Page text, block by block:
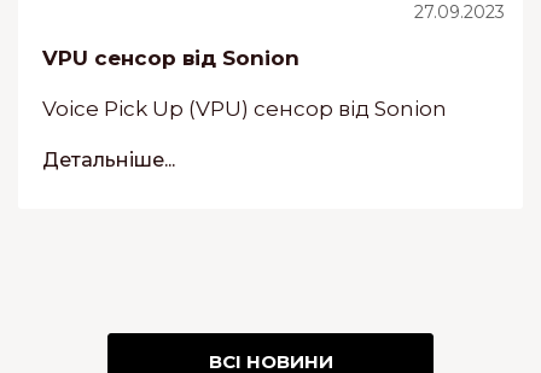
27.09.2023
VPU сенсор від Sonion
Voice Pick Up (VPU) сенсор від Sonion
Детальніше...
ВСІ НОВИНИ